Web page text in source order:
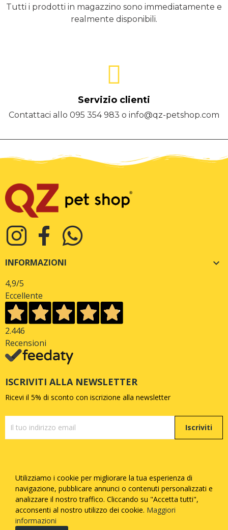
Tutti i prodotti in magazzino sono immediatamente e
realmente disponibili.
Servizio clienti
Contattaci allo 095 354 983 o info@qz-petshop.com
INFORMAZIONI 
4,9/5
Eccellente
2.446
Recensioni
ISCRIVITI ALLA NEWSLETTER
Ricevi il 5% di sconto con iscrizione alla newsletter
Iscriviti
Copyright © Quattrozampe S.R.L. - P.iva05377730873
Tutti i diritti riservati - Made with byFebosoft
Informatica
Utilizziamo i cookie per migliorare la tua esperienza di
navigazione, pubblicare annunci o contenuti personalizzati e
analizzare il nostro traffico. Cliccando su "Accetta tutti",
acconsenti al nostro utilizzo dei cookie. Maggiori
informazioni